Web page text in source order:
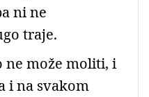
ni ne
traje.
ne može moliti, i
i na svakom